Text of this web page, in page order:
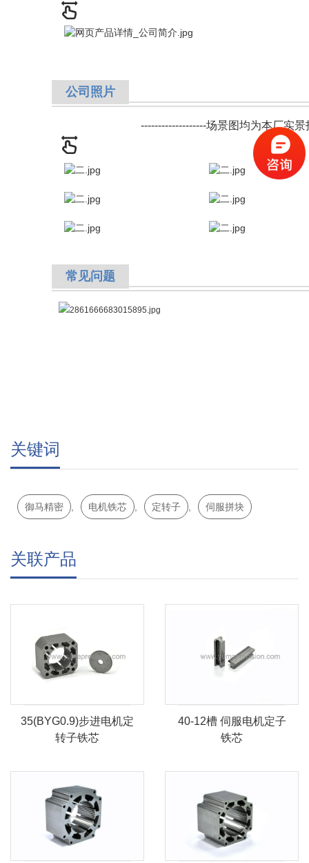
公司照片
-------------------场景图均为本厂实
常见问题
关键词
御马精密 , 电机铁芯 , 定转子 , 伺服拼块
关联产品
35(BYG0.9)步进电机定
转子铁芯
40-12槽 伺服电机定子
铁芯